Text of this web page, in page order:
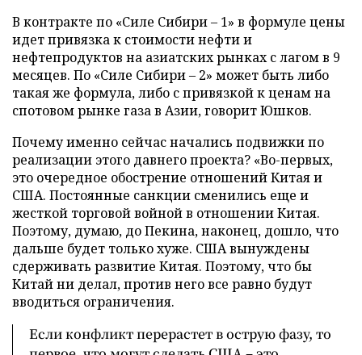
В контракте по «Силе Сибири – 1» в формуле цены
идет привязка к стоимости нефти и
нефтепродуктов на азиатских рынках с лагом в 9
месяцев. По «Силе Сибири – 2» может быть либо
такая же формула, либо с привязкой к ценам на
спотовом рынке газа в Азии, говорит Юшков.
Почему именно сейчас начались подвижки по
реализации этого давнего проекта? «Во-первых,
это очередное обострение отношений Китая и
США. Постоянные санкции сменились еще и
жесткой торговой войной в отношении Китая.
Поэтому, думаю, до Пекина, наконец, дошло, что
дальше будет только хуже. США вынуждены
сдерживать развитие Китая. Поэтому, что бы
Китай ни делал, против него все равно будут
вводиться ограничения.
Если конфликт перерастет в острую фазу, то